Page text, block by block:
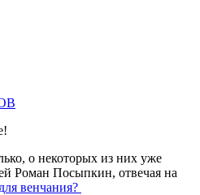
о некоторых из них уже
Роман Посыпкин, отвечая на
венчания?